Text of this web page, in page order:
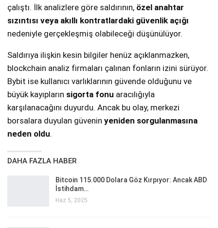
çalıştı. İlk analizlere göre saldırının, özel anahtar
sızıntısı veya akıllı kontratlardaki güvenlik açığı
nedeniyle gerçekleşmiş olabileceği düşünülüyor.
Saldırıya ilişkin kesin bilgiler henüz açıklanmazken,
blockchain analiz firmaları çalınan fonların izini sürüyor.
Bybit ise kullanıcı varlıklarının güvende olduğunu ve
büyük kayıpların sigorta fonu aracılığıyla
karşılanacağını duyurdu. Ancak bu olay, merkezi
borsalara duyulan güvenin yeniden sorgulanmasına
neden oldu.
DAHA FAZLA HABER
Bitcoin 115.000 Dolara Göz Kırpıyor: Ancak ABD
İstihdam…
Haz 5, 2025